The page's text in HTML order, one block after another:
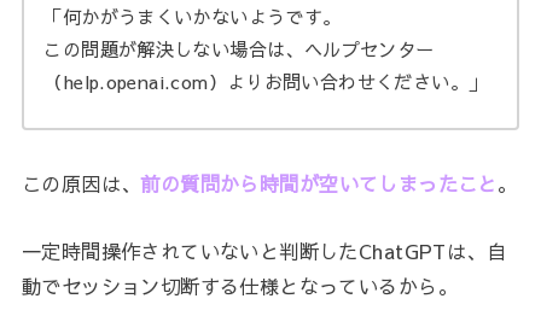
「何かがうまくいかないようです。
この問題が解決しない場合は、ヘルプセンター
（help.openai.com）よりお問い合わせください。」
この原因は、前の質問から時間が空いてしまったこと。
一定時間操作されていないと判断したChatGPTは、自
動でセッション切断する仕様となっているから。